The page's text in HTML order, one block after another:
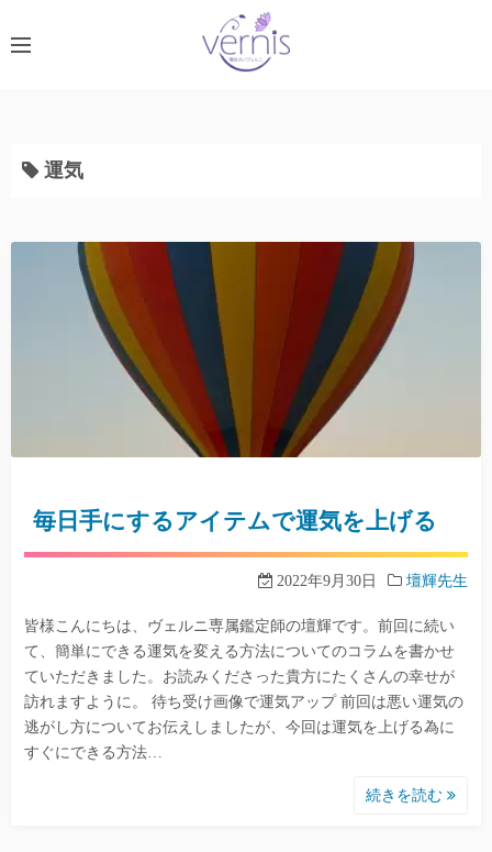
ン
ッ
運気
毎日手にするアイテムで運気を上げる
2022年9月30日 壇輝先生
皆様こんにちは、ヴェルニ専属鑑定師の壇輝です。前回に続い
て、簡単にできる運気を変える方法についてのコラムを書かせ
ていただきました。お読みくださった貴方にたくさんの幸せが
訪れますように。 待ち受け画像で運気アップ 前回は悪い運気の
逃がし方についてお伝えしましたが、今回は運気を上げる為に
すぐにできる方法…
続きを読む